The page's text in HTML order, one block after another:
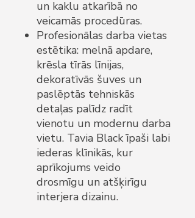
un kaklu atkarībā no
veicamās procedūras.
Profesionālas darba vietas
estētika: melnā apdare,
krēsla tīrās līnijas,
dekoratīvās šuves un
paslēptās tehniskās
detaļas palīdz radīt
vienotu un modernu darba
vietu. Tavia Black īpaši labi
iederas klīnikās, kur
aprīkojums veido
drosmīgu un atšķirīgu
interjera dizainu.